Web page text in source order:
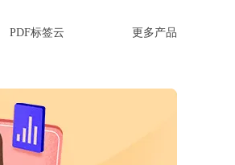
PDF标签云 更多产品